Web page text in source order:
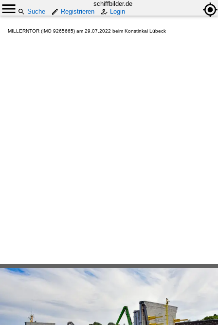
schiffbilder.de
Suche
Registrieren Login
MILLERNTOR (IMO 9265665) am 29.07.2022 beim Konstinkai Lübeck